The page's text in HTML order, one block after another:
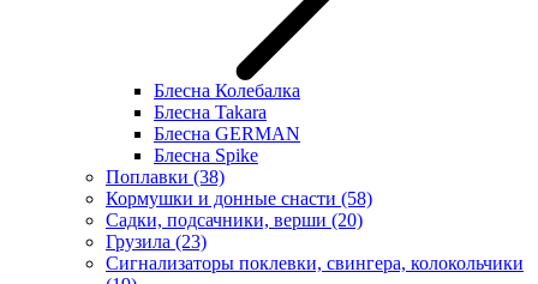
Блесна Колебалка
Блесна Takara
Блесна GERMAN
Блесна Spike
Поплавки (38)
Кормушки и донные снасти (58)
Садки, подсачники, верши (20)
Грузила (23)
Сигнализаторы поклевки, свингера, колокольчики